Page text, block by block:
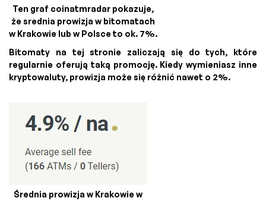
Ten graf coinatmradar pokazuje,
że srednia prowizja w bitomatach
w Krakowie lub w Polsce to ok. 7%.
Bitomaty na tej stronie zaliczają się do tych, które
regularnie oferują taką promocję. Kiedy wymieniasz inne
kryptowaluty, prowizja może się różnić nawet o 2%.
Średnia prowizja w Krakowie w